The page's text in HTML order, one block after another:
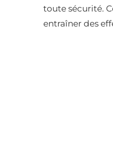
toute sécurité.
entraîner des